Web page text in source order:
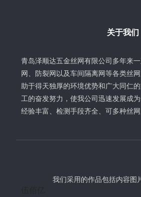
关于我们
青岛泽顺达五金丝网有限公司多年来
网、防裂网以及车间隔离网等各类丝
助于得天独厚的环境优势和广大同仁
工的奋发努力，使我公司迅速发展成
经验丰富、检测手段齐全、可多种丝网
我们采用的作品包括内容图